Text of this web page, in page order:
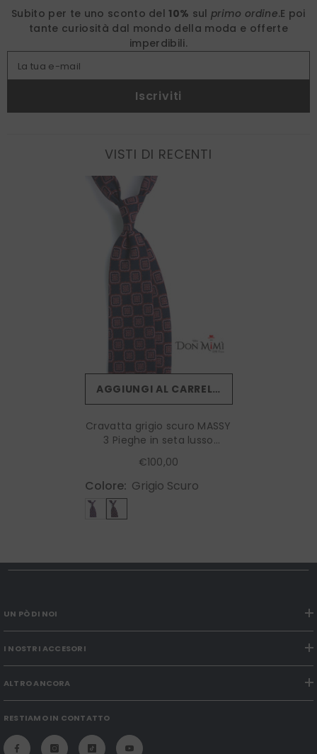
Subito per te uno sconto del 10% sulprimo ordine.E poi
tante curiosità dal mondo della moda e offerte
imperdibili.
La tua e-mail
Iscriviti
VISTI DI RECENTI
AGGIUNGI AL CARRELLO
Cravatta grigio scuro MASSY
3 Pieghe in seta lusso
€100,00
Colore: Grigio Scuro
UN PÒ DI NOI
I NOSTRI ACCESORI
ALTRO ANCORA
RESTIAMO IN CONTATTO